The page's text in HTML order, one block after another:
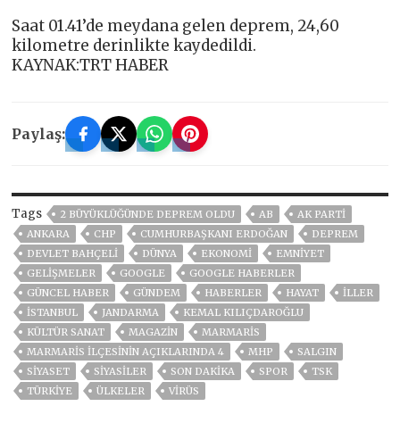
Saat 01.41’de meydana gelen deprem, 24,60
kilometre derinlikte kaydedildi.
KAYNAK:TRT HABER
Paylaş:
Tags 2 BÜYÜKLÜĞÜNDE DEPREM OLDU AB
AK PARTİ
ANKARA
CHP CUMHURBAŞKANI ERDOĞAN
DEPREM
DEVLET BAHÇELİ
DÜNYA EKONOMİ
EMNİYET
GELIŞMELER
GOOGLE
GOOGLE HABERLER
GÜNCEL HABER
GÜNDEM HABERLER HAYAT
İLLER
ISTANBUL
JANDARMA
KEMAL KILIÇDAROĞLU
KÜLTÜR SANAT
MAGAZİN
MARMARİS
MARMARIS ILÇESININ AÇIKLARINDA 4
MHP
SALGIN
SİYASET
SİYASİLER SON DAKIKA SPOR
TSK
TÜRKİYE
ÜLKELER VIRÜS